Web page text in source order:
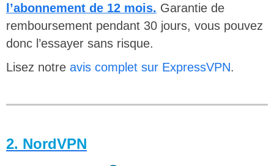
l’abonnement de 12 mois. Garantie de
remboursement pendant 30 jours, vous pouvez
donc l’essayer sans risque.
Lisez notre avis complet sur ExpressVPN.
2. NordVPN